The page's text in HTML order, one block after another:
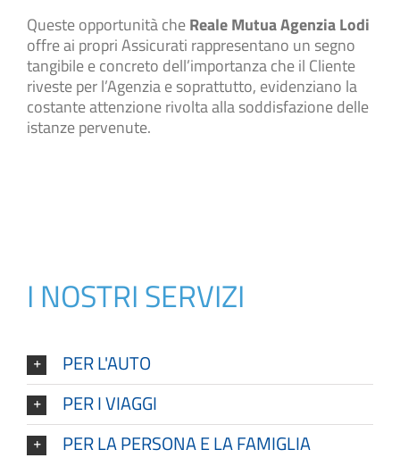
Queste opportunità cheReale Mutua Agenzia Lodi
offre ai propri Assicurati rappresentano un segno
tangibile e concreto dell’importanza che il Cliente
riveste per l’Agenzia e soprattutto, evidenziano la
costante attenzione rivolta alla soddisfazione delle
istanze pervenute.
I NOSTRI SERVIZI
PER L'AUTO
PER I VIAGGI
PER LA PERSONA E LA FAMIGLIA